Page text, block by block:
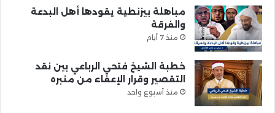
مباهلة بيزنطية يقودها أهل البدعة
والفرقة
منذ 7 أيام
خطبة الشيخ فتحي الرباعي بين نقد
التقصير وقرار الإعفاء من منبره
منذ أسبوع واحد